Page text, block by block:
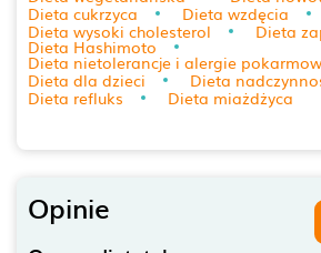
Dieta cukrzyca
Dieta wzdęcia
Dieta wysoki cholesterol
Dieta
Dieta Hashimoto
Dieta nietolerancje i alergie
Dieta dla dzieci
Dieta
Dieta refluks
Dieta miażdżyca
Opinie